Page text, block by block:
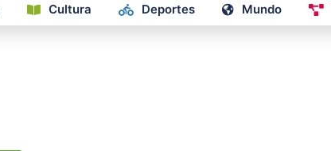
Cultura Deportes Mundo